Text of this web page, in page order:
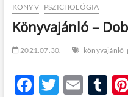
KÖNYV PSZICHOLÓGIA
Könyvajánló –
2021.07.30. könyvajánló
F T E T